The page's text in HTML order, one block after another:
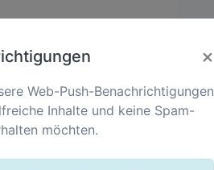
auf Ihrem
mit QR-
Websites umleiten.
Informationen zu
×
Web-Push-Benachrichtigungen
Inhalte und keine Spam-
möchten.